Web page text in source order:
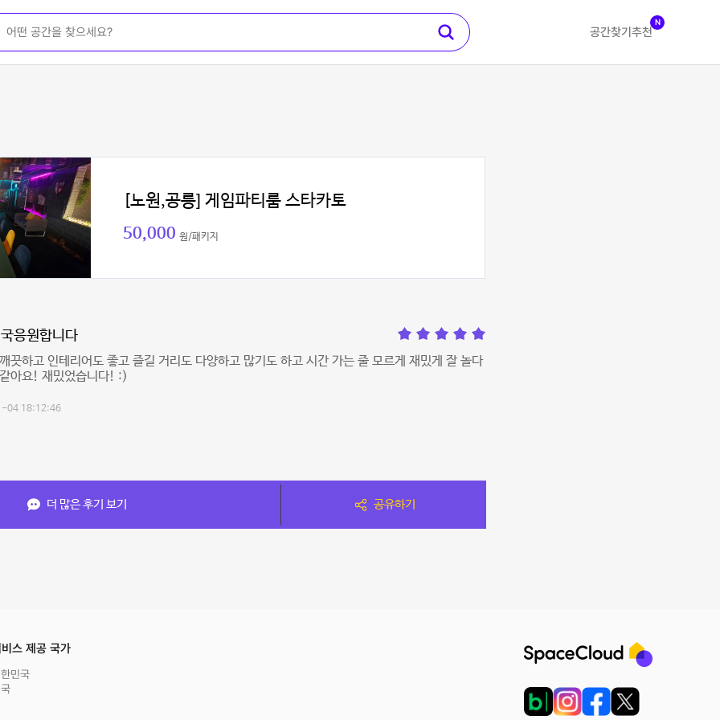
공간찾기 추천
N
[노원,공릉] 게임파티룸 스타카토
50,000 원/패키지
응원합니다
끗하고 인테리어도 좋고 즐길 거리도 다양하고 많기도 하고 시간 가는 줄 모르게 재밌게 잘 놀다
아요! 재밌었습니다! :)
04 18:12:46
더 많은 후기 보기 공유하기
스 제공 국가
민국